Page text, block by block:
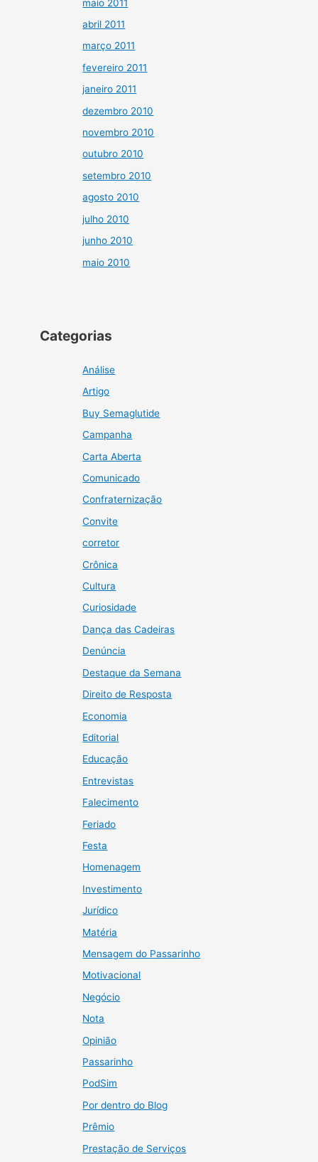
maio 2011
abril 2011
março 2011
fevereiro 2011
janeiro 2011
dezembro 2010
novembro 2010
outubro 2010
setembro 2010
agosto 2010
julho 2010
junho 2010
maio 2010
Categorias
Análise
Artigo
Buy Semaglutide
Campanha
Carta Aberta
Comunicado
Confraternização
Convite
corretor
Crônica
Cultura
Curiosidade
Dança das Cadeiras
Denúncia
Destaque da Semana
Direito de Resposta
Economia
Editorial
Educação
Entrevistas
Falecimento
Feriado
Festa
Homenagem
Investimento
Jurídico
Matéria
Mensagem do Passarinho
Motivacional
Negócio
Nota
Opinião
Passarinho
PodSim
Por dentro do Blog
Prêmio
Prestação de Serviços